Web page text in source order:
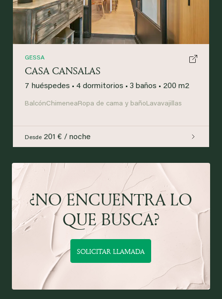
¿NO ENCUENTRA LO
QUE BUSCA?
SOLICITAR LLAMADA
GESSA
CASA CANSALAS
7 huéspedes • 4 dormitorios • 3 baños • 200 m2
BalcónChimeneaRopa de cama y bañoLavavajillas
Desde 201 € / noche